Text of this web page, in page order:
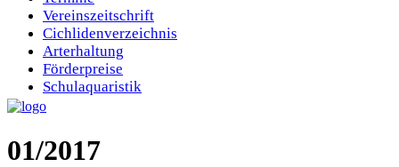
Vereinszeitschrift
Cichlidenverzeichnis
Arterhaltung
Förderpreise
Schulaquaristik
01/2017